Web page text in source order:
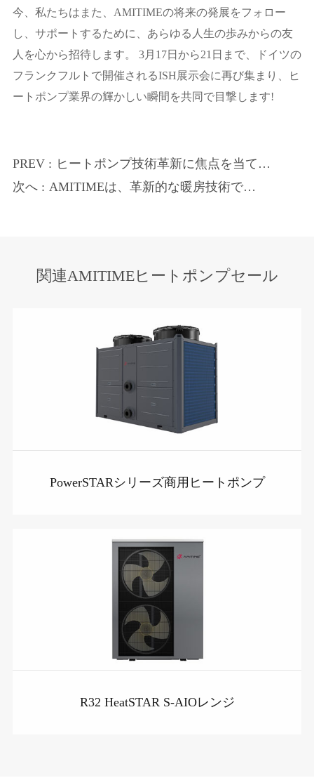
今、私たちはまた、AMITIMEの将来の発展をフォロー
し、サポートするために、あらゆる人生の歩みからの友
人を心から招待します。 3月17日から21日まで、ドイツの
フランクフルトで開催されるISH展示会に再び集まり、ヒ
ートポンプ業界の輝かしい瞬間を共同で目撃します!
PREV : ヒートポンプ技術革新に焦点を当て
る! Ametimesは2025 ISH中国暖房展覧
次へ : AMITIMEは、革新的な暖房技術でド
関連AMITIMEヒートポンプセール
PowerSTARシリーズ商用ヒートポンプ
R32 HeatSTAR S-AIOレンジ